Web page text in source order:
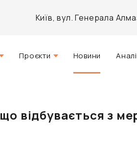
Київ, вул. Генерала
послуги
Проєкти
Розроблені
Новини
відбувається з